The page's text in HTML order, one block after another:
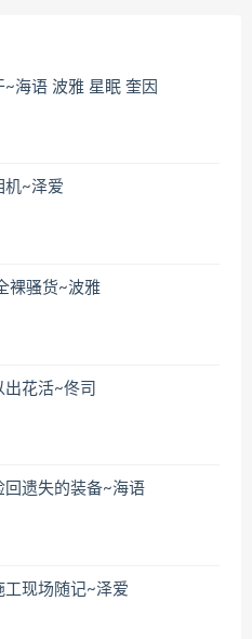
~海语 波雅 星眠 奎因
机~泽爱
裸骚货~波雅
花活~佟司
回遗失的装备~海语
工现场随记~泽爱